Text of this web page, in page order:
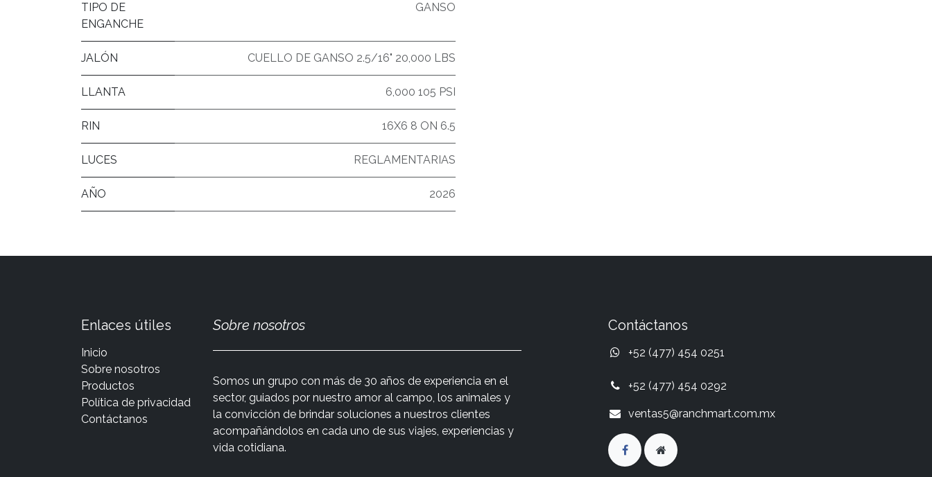
TIPO DE
ENGANCHE
GANSO
JALÓN CUELLO DE GANSO 2.5/16" 20,000 LBS
LLANTA 6,000 105 PSI
RIN 16X6 8 ON 6.5
LUCES REGLAMENTARIAS
AÑO 2026
Enlaces útiles
Inicio
Sobre nosotros
Productos
Política de privacidad
Contáctanos
Sobre nosotros
Somos un grupo con más de 30 años de experiencia en el
sector, guiados por nuestro amor al campo, los animales y
la convicción de brindar soluciones a nuestros clientes
acompañándolos en cada uno de sus viajes, experiencias y
vida cotidiana.
Contáctanos
+52 (477) 454 0251
+52 (477) 454 0292
ventas5@ranchmart.com.mx